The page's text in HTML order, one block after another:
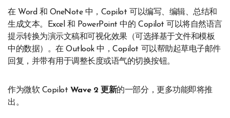
在 Word 和 OneNote 中，Copilot 可以编写、编辑、总结和
生成文本。Excel 和 PowerPoint 中的 Copilot 可以将自然语言
提示转换为演示文稿和可视化效果（可选择基于文件和模板
中的数据）。在 Outlook 中，Copilot 可以帮助起草电子邮件
回复，并带有用于调整长度或语气的切换按钮。
作为微软 Copilot Wave 2 更新的一部分，更多功能即将推
出。